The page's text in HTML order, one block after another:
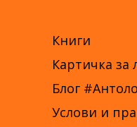
Книги
Картичка за
Блог
Услови и